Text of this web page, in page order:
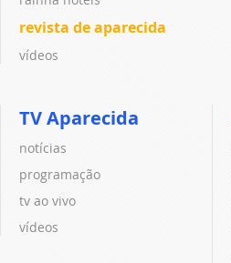
revista de aparecida
vídeos
TV Aparecida
notícias
programação
tv ao vivo
vídeos